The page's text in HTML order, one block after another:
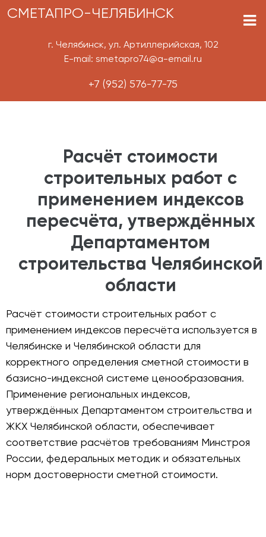
СМЕТАПРО-ЧЕЛЯБИНСК
г. Челябинск, ул. Артиллерийская, 102
E-mail: smetapro74@a-email.ru
+7 (952) 576-77-75
Расчёт стоимости
строительных работ с
применением индексов
пересчёта, утверждённых
Департаментом
строительства Челябинской
области
Расчёт стоимости строительных работ с
применением индексов пересчёта используется в
Челябинске и Челябинской области для
корректного определения сметной стоимости в
базисно-индексной системе ценообразования.
Применение региональных индексов,
утверждённых Департаментом строительства и
ЖКХ Челябинской области, обеспечивает
соответствие расчётов требованиям Минстроя
России, федеральных методик и обязательных
норм достоверности сметной стоимости.